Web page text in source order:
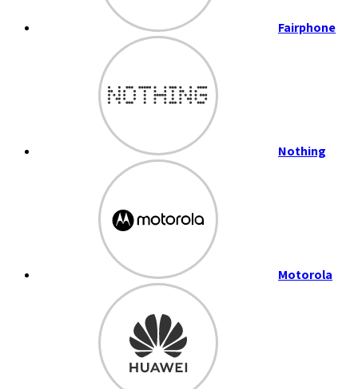
Fairphone
Nothing
Motorola